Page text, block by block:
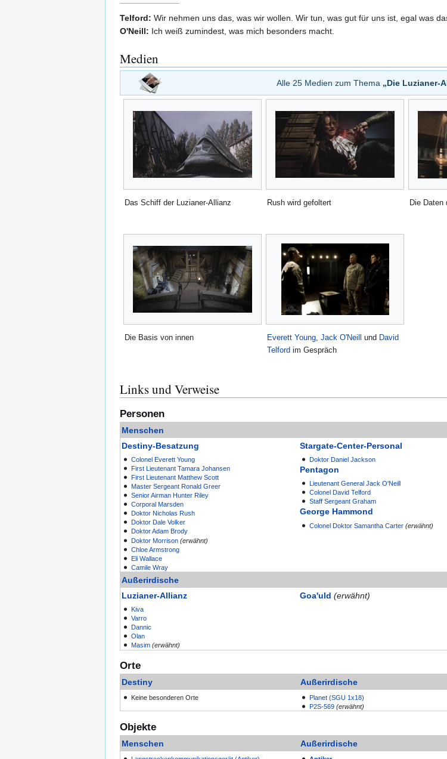
Telford: Wir nehmen uns das, was wir wollen. Wir tun, was gut für uns ist, egal was
O'Neill: Ich weiß zumindest, was mich besonders macht.
Medien
Alle 25 Medien zum Thema „Die Luzianer-
Das Schiff der Luzianer-Allianz Rush wird gefoltert Die Daten
Die Basis von innen Everett Young Jack O'Neill und David
Telford im Gespräch
Links und Verweise
Personen
Menschen
Destiny-Besatzung
Colonel Everett Young
First Lieutenant Tamara Johansen
First Lieutenant Matthew Scott
Master Sergeant Ronald Greer
Senior Airman Hunter Riley
Corporal Marsden
Doktor Nicholas Rush
Doktor Dale Volker
DoktorAdam Brody
Doktor Morrison (erwähnt)
Chloe Armstrong
Eli Wallace
Camile Wray
Stargate-Center-Personal
Doktor Daniel Jackson
Pentagon
Lieutenant General Jack O'Neill
Colonel David Telford
Staff Sergeant Graham
George Hammond
Colonel Doktor Samantha Carter (erwähnt)
Außerirdische
Luzianer-Allianz
Kiva
Varro
Dannic
Olan
Masim (erwähnt)
Goa'uld (erwähnt)
Orte
Destiny Außerirdische
Keine besonderen Orte
Planet (SGU 1x18)
P2S-569 (erwähnt)
Objekte
Menschen Außerirdische